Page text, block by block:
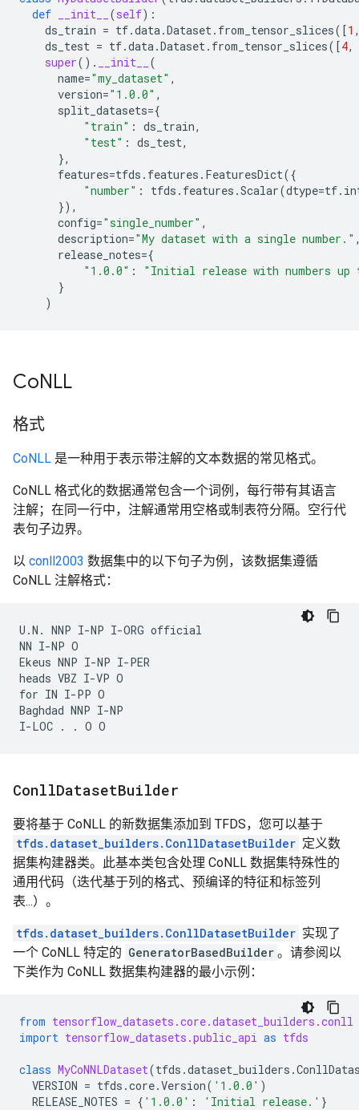
def
__init__ (self):
ds_train = tf.data.Dataset. from_tensor_slices([1
ds_test = tf.data.Dataset. from_tensor_slices([4,
super() . __init__
(
name="my_dataset" ,
version="1.0.0" ,
split_datasets={
"train" : ds_train,
"test" : ds_test,
},
features=tfds . features . FeaturesDict({
"number" : tfds . features .Scalar(dtype=tf.
}),
config="single_number" ,
description="My dataset with a single number."
release_notes={
"1.0.0" :
"Initial release with numbers
}
)
CoNLL
格式
CoNLL 是一种用于表示带注解的文本数据的常见格式。
CoNLL 格式化的数据通常包含一个词例，每行带有其语言
注解；在同一行中，注解通常用空格或制表符分隔。空行代
表句子边界。
以 conll2003 数据集中的以下句子为例，该数据集遵循
CoNLL 注解格式：
U.N. NNP I-NP I-ORG official
NN I-NP O
Ekeus NNP I-NP I-PER
heads VBZ I-VP O
for IN I-PP O
Baghdad NNP I-NP
ConllDatasetBuilder
要将基于 CoNLL 的新数据集添加到 TFDS，您可以基于
tfds.dataset_builders.ConllDatasetBuilder 定义数
据集构建器类。此基本类包含处理 CoNLL 数据集特殊性的
通用代码（迭代基于列的格式、预编译的特征和标签列
表...）。
tfds.dataset_builders.ConllDatasetBuilder 实现了
一个 CoNLL 特定的 GeneratorBasedBuilder 。请参阅以
下类作为 CoNLL 数据集构建器的最小示例：
from tensorflow_datasets.core.dataset_builders.conll
import tensorflow_datasets.public_api as tfds
class MyCoNNLDataset(tfds .dataset_builders .
VERSION = tfds .core.Version( '1.0.0' )
RELEASE_NOTES = { '1.0.0' : 'Initial release.' }